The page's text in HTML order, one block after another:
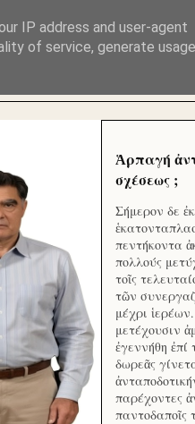
Ἁρπαγή
σχέσεως ;
Σήμερον δε
πεντήκοντα
πολλούς
τοῖς
τῶν
μέχρι
μετέχουσιν
ἐγεννήθη ἐπί
δωρεᾶς
παρέχοντες
παντοδαποῖς
IP address and user-agent
of service, generate usage